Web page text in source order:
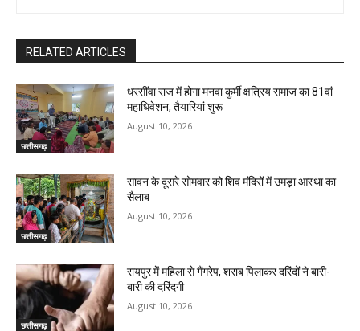
RELATED ARTICLES
छत्तीसगढ़
धरसींवा राज में होगा मनवा कुर्मी क्षत्रिय समाज का 81वां
महाधिवेशन, तैयारियां शुरू
August 10, 2026
छत्तीसगढ़
सावन के दूसरे सोमवार को शिव मंदिरों में उमड़ा आस्था का
सैलाब
August 10, 2026
छत्तीसगढ़
रायपुर में महिला से गैंगरेप, शराब पिलाकर दरिंदों ने बारी-
बारी की दरिंदगी
August 10, 2026